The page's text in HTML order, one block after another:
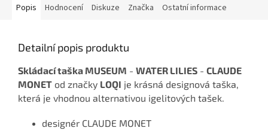
Popis Hodnocení Diskuze Značka Ostatní informace
Detailní popis produktu
Skládací taška MUSEUM - WATER LILIES - CLAUDE
MONET od značky LOQI je krásná designová taška,
která je vhodnou alternativou igelitových tašek.
designér CLAUDE MONET